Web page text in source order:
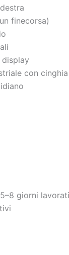
finecorsa)
con
giorni